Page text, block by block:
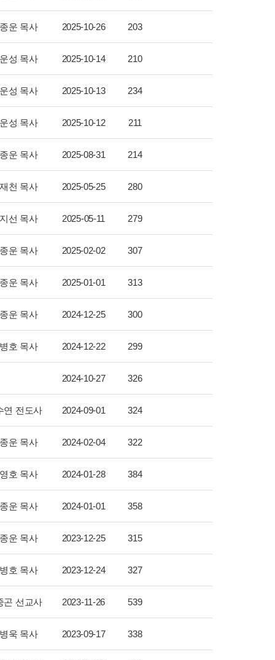
운 목사 2025-10-26 203
성 목사 2025-10-14 210
성 목사 2025-10-13 234
성 목사 2025-10-12 211
운 목사 2025-08-31 214
천 목사 2025-05-25 280
선 목사 2025-05-11 279
운 목사 2025-02-02 307
운 목사 2025-01-01 313
운 목사 2024-12-25 300
호 목사 2024-12-22 299
2024-10-27 326
연 전도사 2024-09-01 324
운 목사 2024-02-04 322
호 목사 2024-01-28 384
운 목사 2024-01-01 358
운 목사 2023-12-25 315
호 목사 2023-12-24 327
곤 선교사 2023-11-26 539
욱 목사 2023-09-17 338